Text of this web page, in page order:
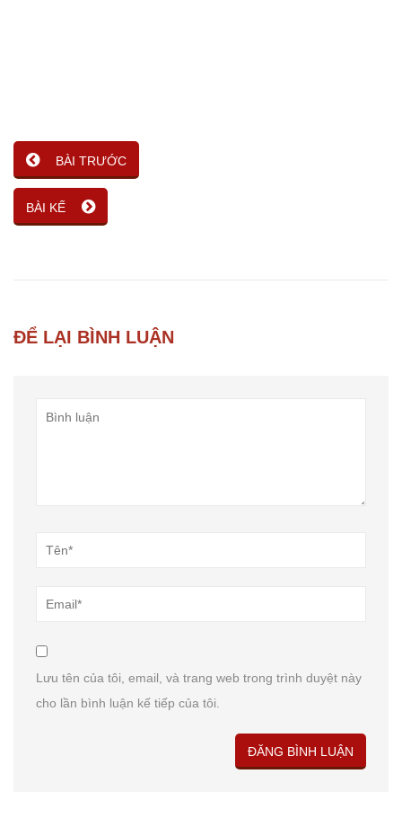
BÀI TRƯỚC
BÀI KẾ
ĐỂ LẠI BÌNH LUẬN
Lưu tên của tôi, email, và trang web trong trình duyệt này
cho lần bình luận kế tiếp của tôi.